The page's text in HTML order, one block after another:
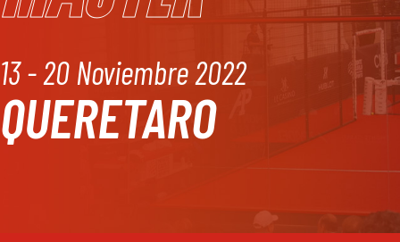
13 - 20 Noviembre 2022
QUERETARO